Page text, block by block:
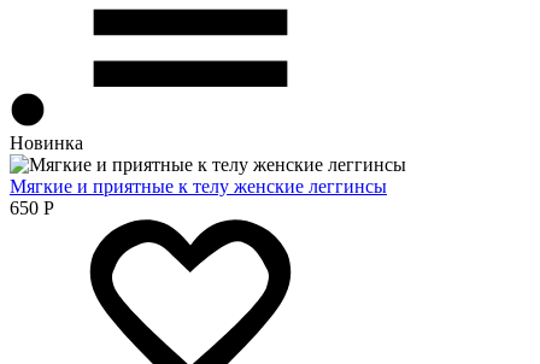
Новинка
Мягкие и приятные к телу женские леггинсы
650 Р